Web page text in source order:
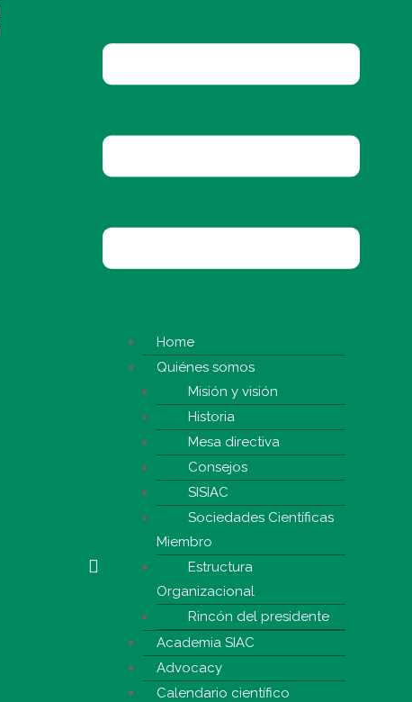
Home
Quiénes somos
Misión y visión
Historia
Mesa directiva
Consejos
SISIAC
Sociedades Científicas
Miembro
Estructura
Organizacional
Rincón del presidente
Academia SIAC
Advocacy
Calendario científico